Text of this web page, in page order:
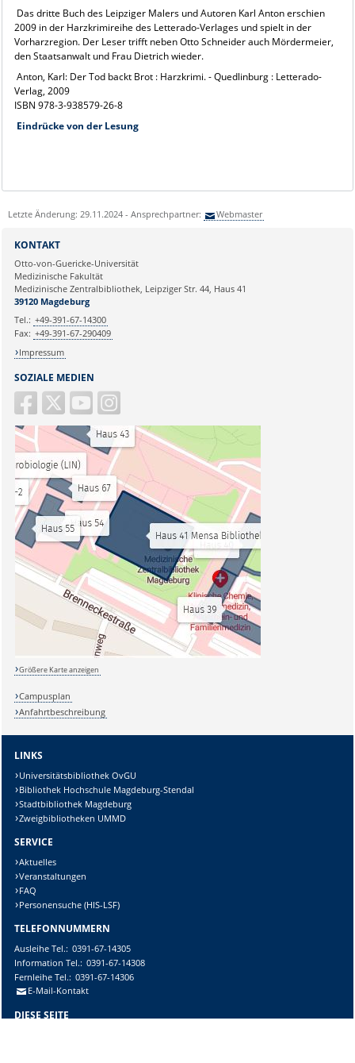
Das dritte Buch des Leipziger Malers und Autoren Karl Anton erschien
2009 in der Harzkrimireihe des Letterado-Verlages und spielt in der
Vorharzregion. Der Leser trifft neben Otto Schneider auch Mördermeier,
den Staatsanwalt und Frau Dietrich wieder.
Anton, Karl: Der Tod backt Brot : Harzkrimi. - Quedlinburg : Letterado-
Verlag, 2009
ISBN 978-3-938579-26-8
Eindrücke von der Lesung
Letzte Änderung: 29.11.2024 - Ansprechpartner: Webmaster
SOZIALE MEDIEN
KONTAKT
Otto-von-Guericke-Universität
Medizinische Fakultät
Medizinische Zentralbibliothek, Leipziger Str. 44, Haus 41
39120 Magdeburg
Tel.: +49-391-67-14300
Fax: +49-391-67-290409
Impressum
Größere Karte anzeigen
Campusplan
Anfahrtbeschreibung
LINKS
Universitätsbibliothek OvGU
Bibliothek Hochschule Magdeburg-Stendal
Stadtbibliothek Magdeburg
Zweigbibliotheken UMMD
SERVICE
Aktuelles
Veranstaltungen
FAQ
Personensuche (HIS-LSF)
TELEFONNUMMERN
AusleiheTel.: 0391-67-14305
Information Tel.: 0391-67-14308
FernleiheTel.: 0391-67-14306
E-Mail-Kontakt
DIESE SEITE